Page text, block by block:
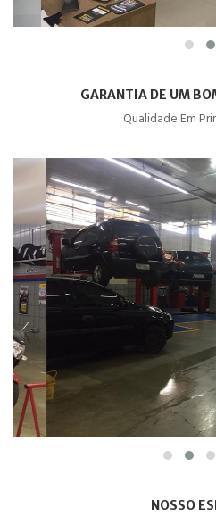
GARANTIA DE UM
Qualidade Em
NOSSO